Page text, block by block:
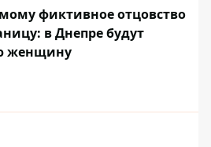
фиктивное отцовство
в Днепре будут
женщину